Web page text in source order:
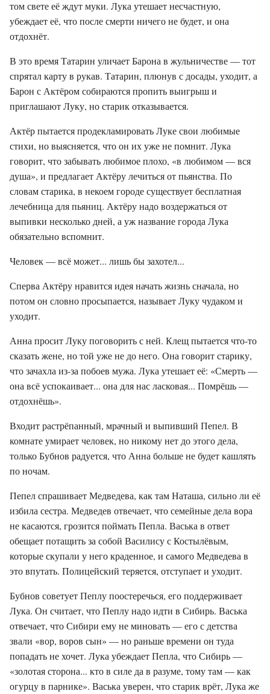
том свете её ждут муки. Лука утешает несчастную,
убеждает её, что после смерти ничего не будет, и она
отдохнёт.
В это время Татарин уличает Барона в жульничестве — тот
спрятал карту в рукав. Татарин, плюнув с досады, уходит, а
Барон с Актёром собираются пропить выигрыш и
приглашают Луку, но старик отказывается.
Актёр пытается продекламировать Луке свои любимые
стихи, но выясняется, что он их уже не помнит. Лука
говорит, что забывать любимое плохо, «в любимом — вся
душа», и предлагает Актёру лечиться от пьянства. По
словам старика, в некоем городе существует бесплатная
лечебница для пьяниц. Актёру надо воздержаться от
выпивки несколько дней, а уж название города Лука
обязательно вспомнит.
Человек — всё может... лишь бы захотел...
Сперва Актёру нравится идея начать жизнь сначала, но
потом он словно просыпается, называет Луку чудаком и
уходит.
Анна просит Луку поговорить с ней. Клещ пытается что-то
сказать жене, но той уже не до него. Она говорит старику,
что зачахла из-за побоев мужа. Лука утешает её: «Смерть —
она всё успокаивает... она для нас ласковая... Помрёшь —
отдохнёшь».
Входит растрёпанный, мрачный и выпивший Пепел. В
комнате умирает человек, но никому нет до этого дела,
только Бубнов радуется, что Анна больше не будет кашлять
по ночам.
Пепел спрашивает Медведева, как там Наташа, сильно ли её
избила сестра. Медведев отвечает, что семейные дела вора
не касаются, грозится поймать Пепла. Васька в ответ
обещает потащить за собой Василису с Костылёвым,
которые скупали у него краденное, и самого Медведева в
это впутать. Полицейский теряется, отступает и уходит.
Бубнов советует Пеплу поостеречься, его поддерживает
Лука. Он считает, что Пеплу надо идти в Сибирь. Васька
отвечает, что Сибири ему не миновать — его с детства
звали «вор, воров сын» — но раньше времени он туда
попадать не хочет. Лука убеждает Пепла, что Сибирь —
«золотая сторона... кто в силе да в разуме, тому там — как
огурцу в парнике». Васька уверен, что старик врёт, Лука же